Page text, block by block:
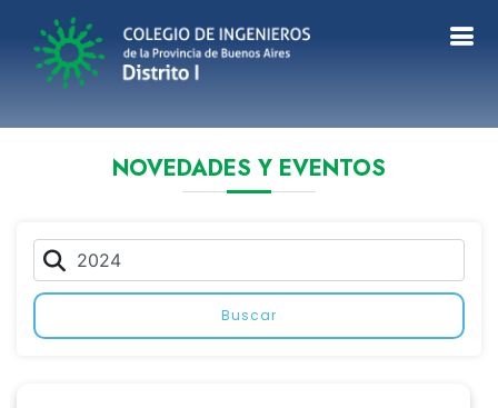
NOVEDADES Y EVENTOS
Buscar